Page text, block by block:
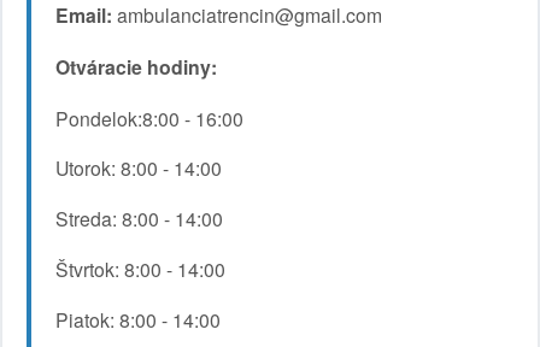
Email: ambulanciatrencin@gmail.com
Otváracie hodiny:
Pondelok:8:00 - 16:00
Utorok: 8:00 - 14:00
Streda: 8:00 - 14:00
Štvrtok: 8:00 - 14:00
Piatok: 8:00 - 14:00